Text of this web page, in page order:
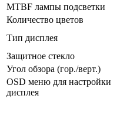
MTBF лампы подсветки
Количество цветов
Тип дисплея
Защитное стекло
Угол обзора (гор./верт.)
OSD меню для настройки
дисплея